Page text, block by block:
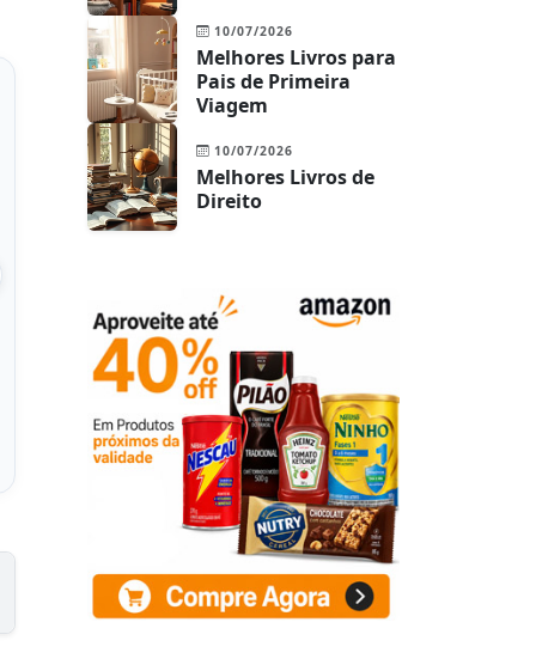
10/07/2026
Melhores Livros para
Pais de Primeira
Viagem
10/07/2026
Melhores Livros de
Direito